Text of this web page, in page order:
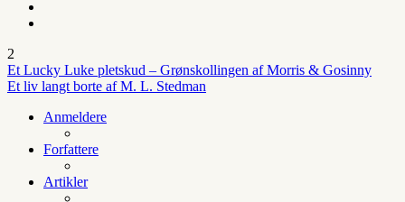
2
Et Lucky Luke pletskud – Grønskollingen af Morris & Gosinny
Et liv langt borte af M. L. Stedman
Anmeldere
Forfattere
Artikler